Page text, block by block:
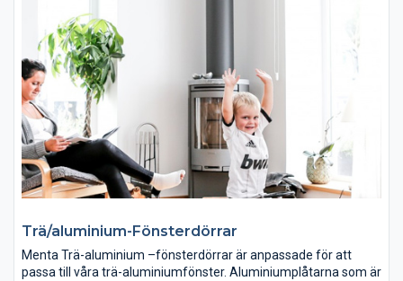
Trä/aluminium-Fönsterdörrar
Menta Trä-aluminium –fönsterdörrar är anpassade för att
passa till våra trä-aluminiumfönster. Aluminiumplåtarna som är